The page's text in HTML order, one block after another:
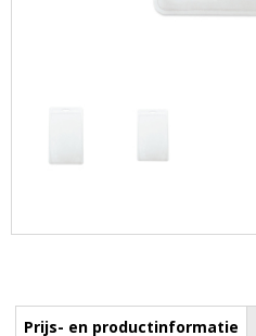
Prijs- en productinformatie